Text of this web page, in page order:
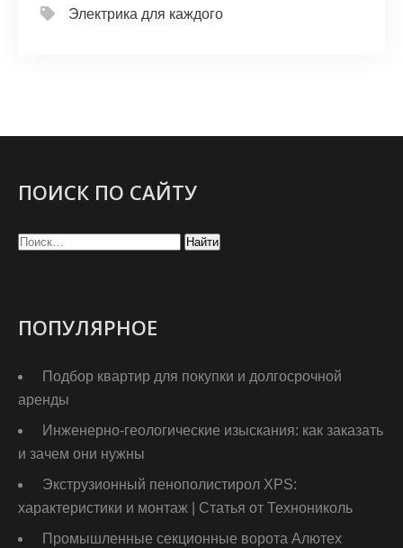
Электрика для каждого
ПОИСК ПО САЙТУ
ПОПУЛЯРНОЕ
Подбор квартир для покупки и долгосрочной
аренды
Инженерно-геологические изыскания: как заказать
и зачем они нужны
Экструзионный пенополистирол XPS:
характеристики и монтаж | Статья от Технониколь
Промышленные секционные ворота Алютех